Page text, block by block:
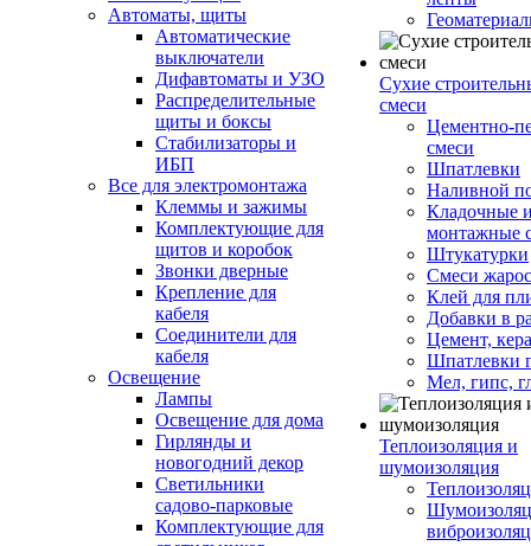
Автоматы, щиты
Автоматические
выключатели
Дифавтоматы и УЗО
Распределительные
щиты и боксы
Стабилизаторы и
ИБП
Все для электромонтажа
Клеммы и зажимы
Комплектующие для
щитов и коробок
Звонки дверные
Крепление для
кабеля
Соединители для
кабеля
Освещение
Лампы
Освещение для дома
Гирлянды и
новогодний декор
Светильники
садово-парковые
Комплектующие для
Сухие
смеси
Цементно-
смеси
Шпатлевки
Наливной
Кладочные
монтажные
Штукатурки
Смеси
Клей для
Добавки в
Цемент,
Шпатлевки
Мел, гипс,
Теплоизоляция и
шумоизоляция